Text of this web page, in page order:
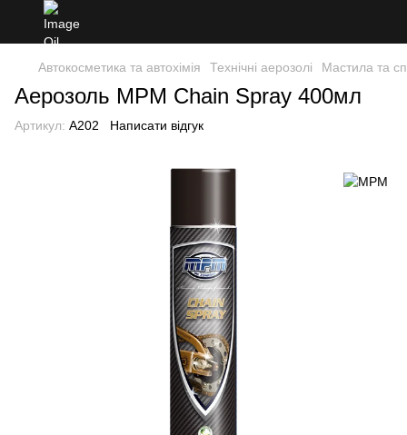
Автокосметика та автохімія Технічні аерозолі Мастила та
Аерозоль MPM Chain Spray 400мл
Артикул: A202 Написати відгук